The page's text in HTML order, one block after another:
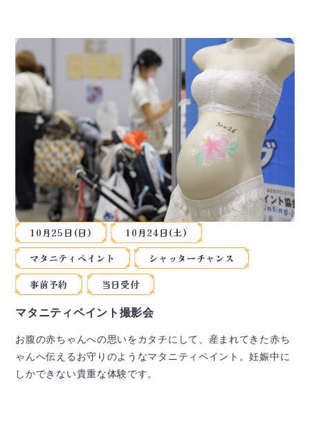
10月25日(日)
10月24日(土)
マタニティペイント
シャッターチャンス
事前予約
当日受付
マタニティペイント撮影会
お腹の赤ちゃんへの思いをカタチにして、産まれてきた赤ち
ゃんへ伝えるお守りのようなマタニティペイント。妊娠中に
しかできない貴重な体験です。